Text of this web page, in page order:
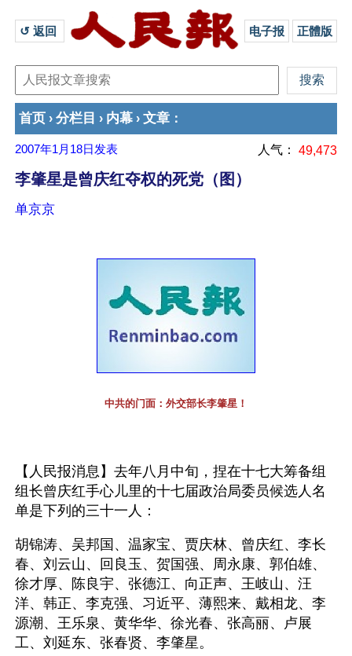
↺ 返回 电子报 正體版
首页 › 分栏目 › 内幕 › 文章 ：
2007年1月18日 发表 人气： 49,473
李肇星是曾庆红夺权的死党（图）
单京京
中共的门面：外交部长李肇星！
【人民报消息】去年八月中旬，捏在十七大筹备组
组长曾庆红手心儿里的十七届政治局委员候选人名
单是下列的三十一人：
胡锦涛、吴邦国、温家宝、贾庆林、曾庆红、李长
春、刘云山、回良玉、贺国强、周永康、郭伯雄、
徐才厚、陈良宇、张德江、向正声、王岐山、汪
洋、韩正、李克强、习近平、薄熙来、戴相龙、李
源潮、王乐泉、黄华华、徐光春、张高丽、卢展
工、刘延东、张春贤、李肇星。